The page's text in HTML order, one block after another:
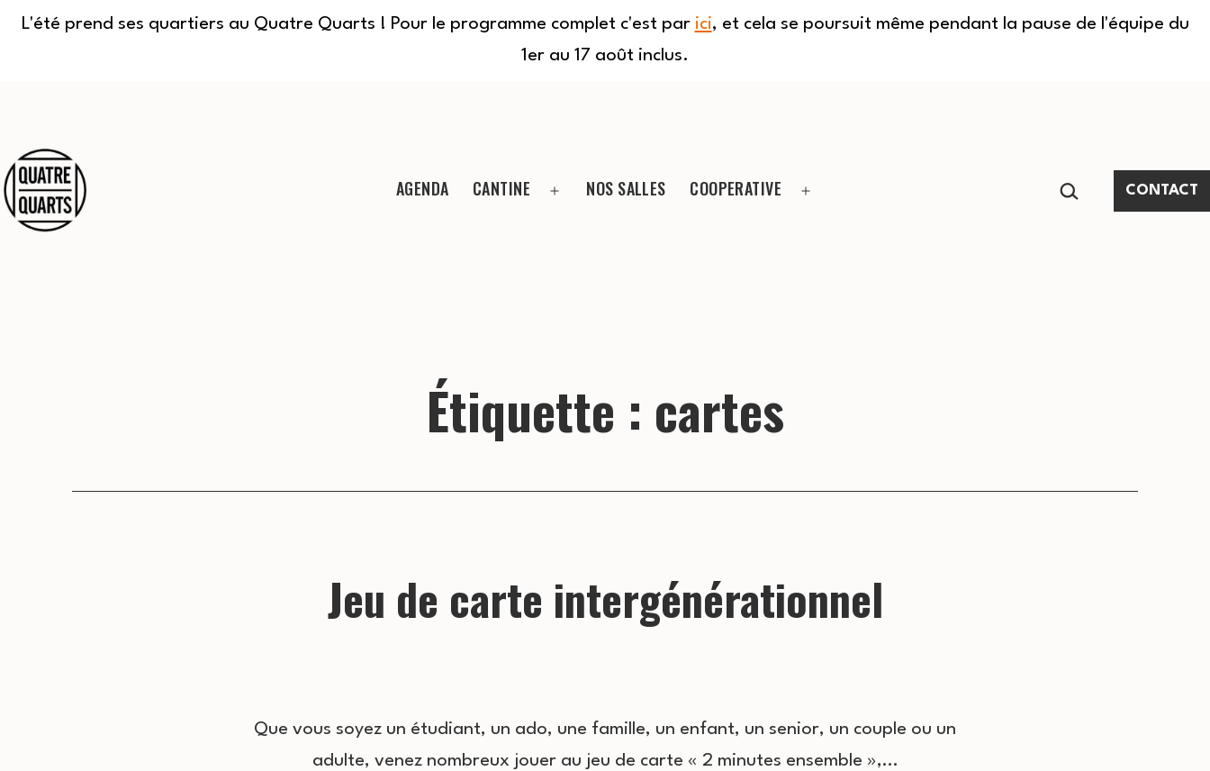
L'été prend ses quartiers au Quatre Quarts ! Pour le programme complet c'est par ici, et cela se poursuit même pendant la pause de l'équipe du
1er au 17 août inclus.
contenu
AGENDA CANTINE NOS SALLES COOPERATIVE RECHERCHER…
CONTACT
Étiquette : cartes
Jeu de carte intergénérationnel
Que vous soyez un étudiant, un ado, une famille, un enfant, un senior, un couple ou un
adulte, venez nombreux jouer au jeu de carte « 2 minutes ensemble »,…